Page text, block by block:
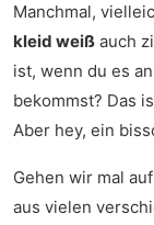
Manchmal,
kleid weiß auch
ist, wenn du es
bekommst? Das
Aber hey, ein
Gehen wir mal
aus vielen